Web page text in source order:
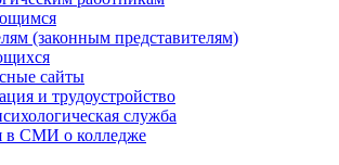
(законным представителям)
сайты
и трудоустройство
служба
в СМИ о колледже